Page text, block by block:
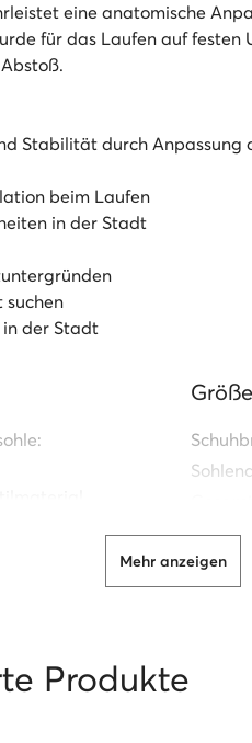
eine anatomische
für das Laufen auf festen
Stabilität durch Anpassung
beim Laufen
in der Stadt
suchen
der Stadt
Mehr anzeigen
Produkte